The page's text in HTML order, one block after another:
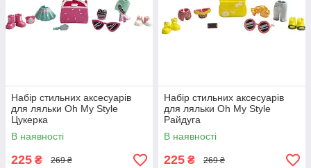
Набір стильних аксесуарів
для ляльки Oh My Style
Цукерка
В наявності
225 ₴ 269 ₴
Набір стильних аксесуарів
для ляльки Oh My Style
Райдуга
В наявності
225 ₴ 269 ₴